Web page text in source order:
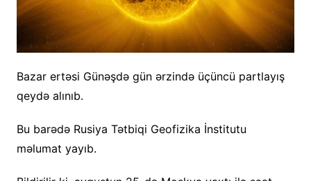
Bazar ertəsi Günəşdə gün ərzində üçüncü partlayış
qeydə alınıb.
Bu barədə Rusiya Tətbiqi Geofizika İnstitutu
məlumat yayıb.